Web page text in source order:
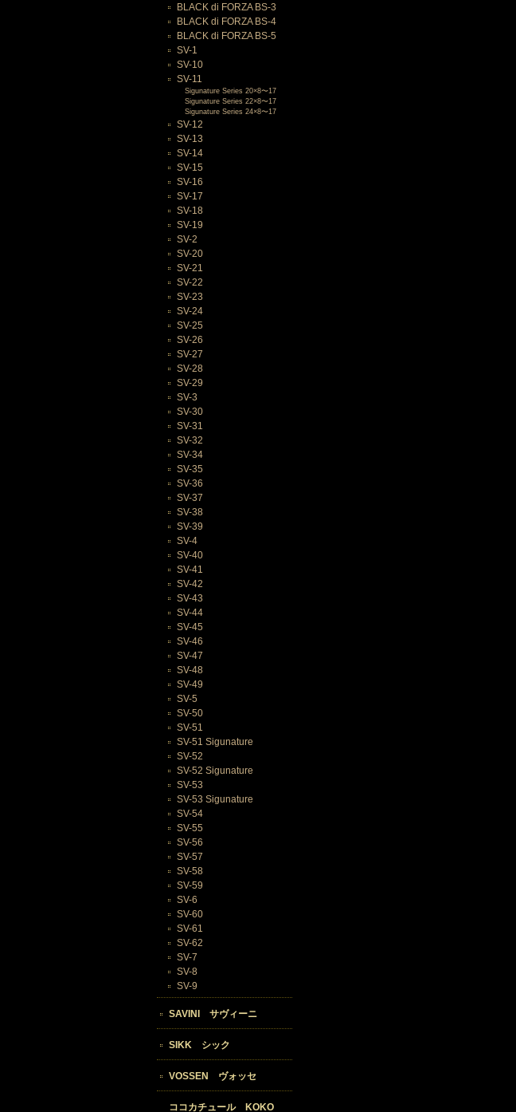
BLACK di FORZA BS-3
BLACK di FORZA BS-4
BLACK di FORZA BS-5
SV-1
SV-10
SV-11
Sigunature Series 20×8〜17
Sigunature Series 22×8〜17
Sigunature Series 24×8〜17
SV-12
SV-13
SV-14
SV-15
SV-16
SV-17
SV-18
SV-19
SV-2
SV-20
SV-21
SV-22
SV-23
SV-24
SV-25
SV-26
SV-27
SV-28
SV-29
SV-3
SV-30
SV-31
SV-32
SV-34
SV-35
SV-36
SV-37
SV-38
SV-39
SV-4
SV-40
SV-41
SV-42
SV-43
SV-44
SV-45
SV-46
SV-47
SV-48
SV-49
SV-5
SV-50
SV-51
SV-51 Sigunature
SV-52
SV-52 Sigunature
SV-53
SV-53 Sigunature
SV-54
SV-55
SV-56
SV-57
SV-58
SV-59
SV-6
SV-60
SV-61
SV-62
SV-7
SV-8
SV-9
SAVINI サヴィーニ
SIKK シック
VOSSEN ヴォッセ
ココカチュール KOKO